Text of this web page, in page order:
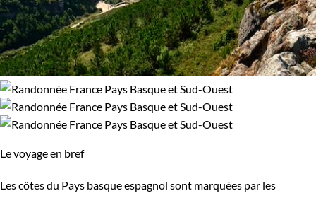
Le voyage en bref
Les côtes du Pays basque espagnol sont marquées par les